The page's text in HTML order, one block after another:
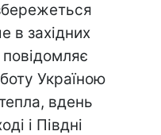
в західних
Україною
вдень
і Півдні